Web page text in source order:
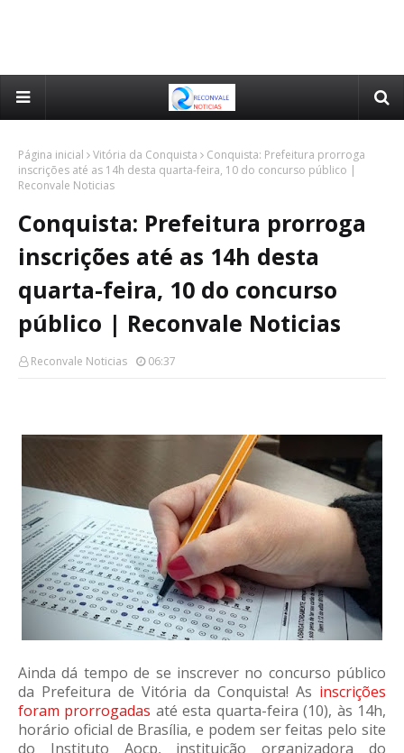
Página inicial Vitória da Conquista
Conquista: Prefeitura prorroga
inscrições até as 14h desta quarta-feira, 10 do concurso público |
Reconvale Noticias
Conquista: Prefeitura prorroga
inscrições até as 14h desta
quarta-feira, 10 do concurso
público | Reconvale Noticias
Reconvale Noticias 06:37
Ainda dá tempo de se inscrever no concurso público
da Prefeitura de Vitória da Conquista! As inscrições
foram prorrogadas até esta quarta-feira (10), às 14h,
horário oficial de Brasília, e podem ser feitas pelo site
do Instituto Aocp, instituição organizadora do